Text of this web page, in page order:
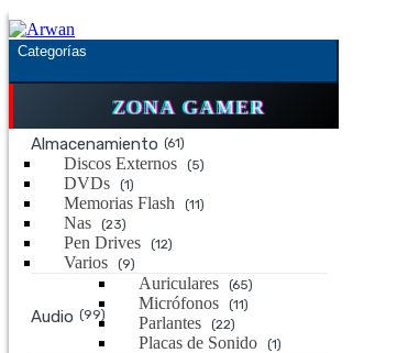
Saltar
a
la
Saltar
al
contenido
Categorías
ZONA GAMER
Almacenamiento (61)
Discos Externos (5)
DVDs (1)
Memorias Flash (11)
Nas (23)
Pen Drives (12)
Varios (9)
Audio (99)
Auriculares (65)
Micrófonos (11)
Parlantes (22)
Placas de Sonido (1)